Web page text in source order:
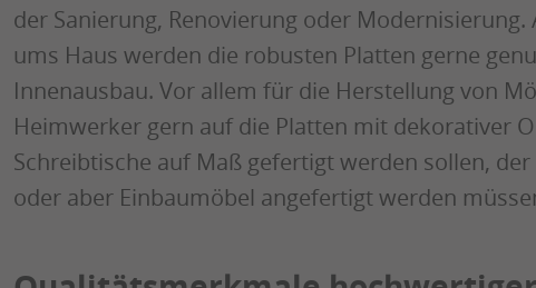
der Sanierung, Renovierung oder
ums Haus werden die robusten Platten gerne
Innenausbau. Vor allem für die Herstellung von
Heimwerker gern auf die Platten mit dekorativer
Schreibtische auf Maß gefertigt werden sollen,
oder aber Einbaumöbel angefertigt werden